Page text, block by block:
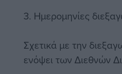
3. Ημερομηνίες
Σχετικά με την
ενόψει των Διεθνών